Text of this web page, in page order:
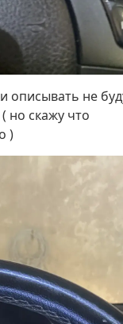
описывать не
но скажу что
)